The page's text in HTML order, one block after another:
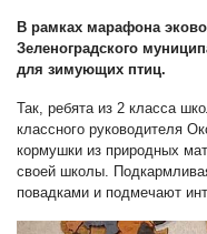
В рамках марафона
Зеленоградского
для зимующих птиц.
Так, ребята из 2 класса
классного руководителя
кормушки из природных
своей школы.
повадками и подмечают